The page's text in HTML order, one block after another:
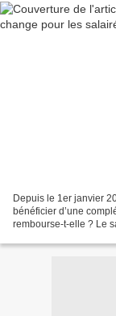
Depuis le 1er janvier
bénéficier d’une
rembourse-t-elle ? Le